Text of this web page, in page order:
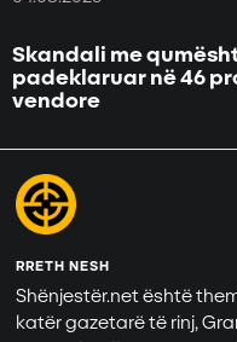
Skandali me
padeklaruar në 46
vendore
RRETH NESH
Shënjestër.net është
katër gazetarë të rinj,